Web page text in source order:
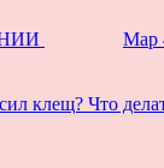
Мар
клещ? Что